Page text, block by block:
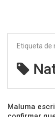
Etiqueta de
Maluma